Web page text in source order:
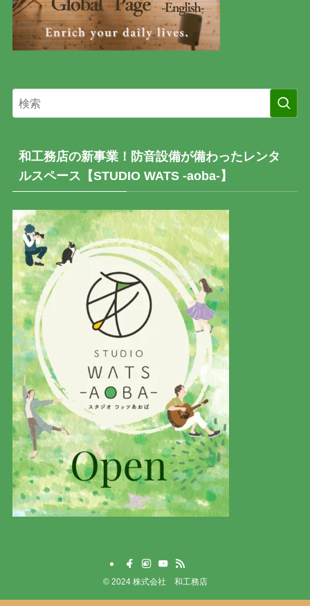
和工務店の新事業！防音設備が備わったレンタ
ルスペース【STUDIO WATS -aoba-】
©2024 株式会社 和工務店